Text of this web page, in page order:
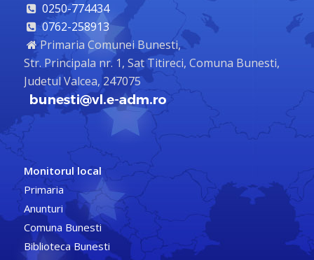
0250-774434
0762-258913
Primaria Comunei Bunesti,
Str. Principala nr. 1, Sat Titireci, Comuna Bunesti,
Judetul Valcea, 247075
Monitorul local
Primaria
Anunturi
Comuna Bunesti
Biblioteca Bunesti